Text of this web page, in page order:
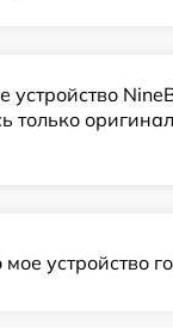
устройство
только
устройство